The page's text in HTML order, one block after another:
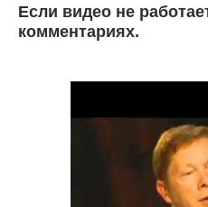
Eсли видео не
комментариях.